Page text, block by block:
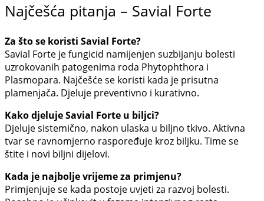
Najčešća pitanja – Savial Forte
Za što se koristi Savial Forte?
Savial Forte je fungicid namijenjen suzbijanju bolesti
uzrokovanih patogenima roda Phytophthora i
Plasmopara. Najčešće se koristi kada je prisutna
plamenjača. Djeluje preventivno i kurativno.
Kako djeluje Savial Forte u biljci?
Djeluje sistemično, nakon ulaska u biljno tkivo. Aktivna
tvar se ravnomjerno raspoređuje kroz biljku. Time se
štite i novi biljni dijelovi.
Kada je najbolje vrijeme za primjenu?
Primjenjuje se kada postoje uvjeti za razvoj bolesti.